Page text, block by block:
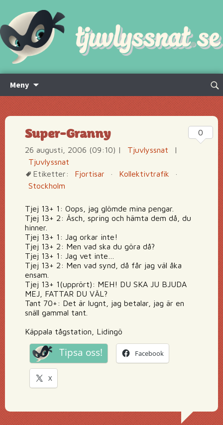
Meny
innehåll
Sök
Super-Granny
26 augusti, 2006 (09:10) | Tjuvlyssnat
|
Tjuvlyssnat
Etiketter:
Fjortisar · Kollektivtrafik
·
Stockholm
Tjej 13+ 1: Oops, jag glömde mina pengar.
Tjej 13+ 2: Äsch, spring och hämta dem då, du
hinner.
Tjej 13+ 1: Jag orkar inte!
Tjej 13+ 2: Men vad ska du göra då?
Tjej 13+ 1: Jag vet inte…
Tjej 13+ 2: Men vad synd, då får jag väl åka
ensam.
Tjej 13+ 1(upprört): MEH! DU SKA JU BJUDA
MEJ, FATTAR DU VÄL?
Tant 70+: Det är lugnt, jag betalar, jag är en
snäll gammal tant.
Käppala tågstation, Lidingö
Tipsa oss! Facebook
X
0